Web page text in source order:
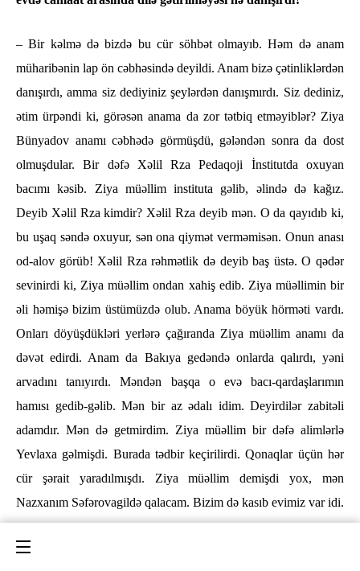
– Bir kəlmə də bizdə bu cür söhbət olmayıb. Həm də anam
müharibənin lap ön cəbhəsində deyildi. Anam bizə çətinliklərdən
danışırdı, amma siz dediyiniz şeylərdən danışmırdı. Siz dediniz,
ətim ürpəndi ki, görəsən anama da zor tətbiq etməyiblər? Ziya
Bünyadov anamı cəbhədə görmüşdü, gələndən sonra da dost
olmuşdular. Bir dəfə Xəlil Rza Pedaqoji İnstitutda oxuyan
bacımı kəsib. Ziya müəllim instituta gəlib, əlində də kağız.
Deyib Xəlil Rza kimdir? Xəlil Rza deyib mən. O da qayıdıb ki,
bu uşaq səndə oxuyur, sən ona qiymət verməmisən. Onun anası
od-alov görüb! Xəlil Rza rəhmətlik də deyib baş üstə. O qədər
sevinirdi ki, Ziya müəllim ondan xahiş edib. Ziya müəllimin bir
əli həmişə bizim üstümüzdə olub. Anama böyük hörməti vardı.
Onları döyüşdükləri yerlərə çağıranda Ziya müəllim anamı da
dəvət edirdi. Anam da Bakıya gedəndə onlarda qalırdı, yəni
arvadını tanıyırdı. Məndən başqa o evə bacı-qardaşlarımın
hamısı gedib-gəlib. Mən bir az ədalı idim. Deyirdilər zabitəli
adamdır. Mən də getmirdim. Ziya müəllim bir dəfə alimlərlə
Yevlaxa gəlmişdi. Burada tədbir keçirilirdi. Qonaqlar üçün hər
cür şərait yaradılmışdı. Ziya müəllim demişdi yox, mən
Nazxanım Səfərovagildə qalacam. Bizim də kasıb evimiz var idi.
– Onları müharibənin dəhşəti bacı-qardaş edib.